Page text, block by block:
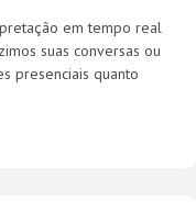
em tempo real
suas conversas ou
presenciais quanto